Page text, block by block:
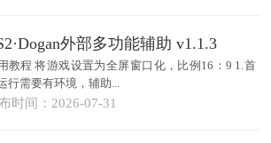
外部多功能辅助 v1.1.3
置为全屏窗口化，比例16：9 1.首
行需要有环境，辅助...
时间：2026-07-31